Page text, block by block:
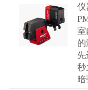
仪
室
秒